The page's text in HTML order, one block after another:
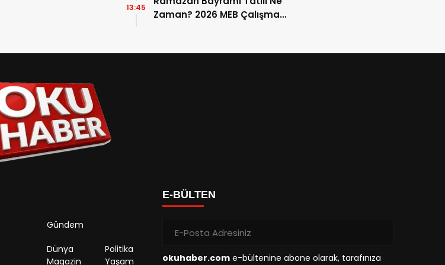
Zaman? 2026 MEB Çalışma
13:45
Gündem
Dünya
Politika
Magazin
Yaşam
E-BÜLTEN
okuhaber.com e-bültenine abone olarak, tarafınıza